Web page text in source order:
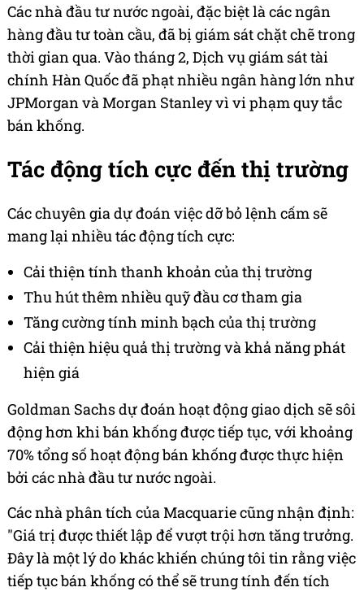
Các nhà đầu tư nước ngoài, đặc biệt là các ngân
hàng đầu tư toàn cầu, đã bị giám sát chặt chẽ trong
thời gian qua. Vào tháng 2, Dịch vụ giám sát tài
chính Hàn Quốc đã phạt nhiều ngân hàng lớn như
JPMorgan và Morgan Stanley vì vi phạm quy tắc
bán khống.
Tác động tích cực đến thị trường
Các chuyên gia dự đoán việc dỡ bỏ lệnh cấm sẽ
mang lại nhiều tác động tích cực:
Cải thiện tính thanh khoản của thị trường
Thu hút thêm nhiều quỹ đầu cơ tham gia
Tăng cường tính minh bạch của thị trường
Cải thiện hiệu quả thị trường và khả năng phát
hiện giá
Goldman Sachs dự đoán hoạt động giao dịch sẽ sôi
động hơn khi bán khống được tiếp tục, với khoảng
70% tổng số hoạt động bán khống được thực hiện
bởi các nhà đầu tư nước ngoài.
Các nhà phân tích của Macquarie cũng nhận định:
"Giá trị được thiết lập để vượt trội hơn tăng trưởng.
Đây là một lý do khác khiến chúng tôi tin rằng việc
tiếp tục bán khống có thể sẽ trung tính đến tích